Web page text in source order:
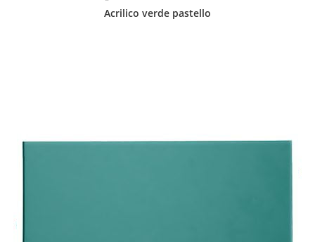
Acrilico verde pastello